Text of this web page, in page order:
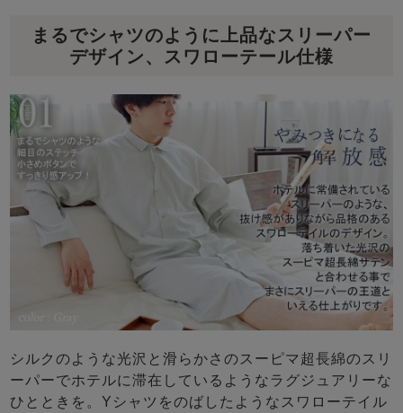
まるでシャツのように上品なスリーパー
デザイン、スワローテール仕様
シルクのような光沢と滑らかさのスーピマ超長綿のスリ
ーパーでホテルに滞在しているようなラグジュアリーな
ひとときを。Yシャツをのばしたようなスワローテイル